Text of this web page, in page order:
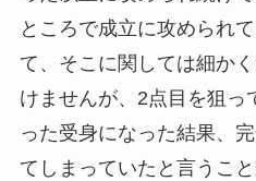
ところで成立に攻められ
て、そこに関しては細か
けませんが、2点目を狙っ
った受身になった結果、
てしまっていたと言うこと